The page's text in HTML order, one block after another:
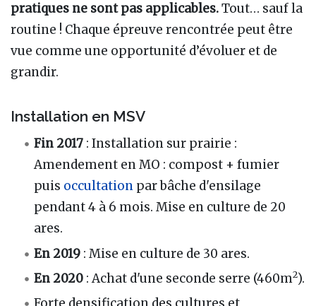
pratiques ne sont pas applicables.Tout… sauf la
routine ! Chaque épreuve rencontrée peut être
vue comme une opportunité d’évoluer et de
grandir.
Installation en MSV
Fin 2017 : Installation sur prairie :
Amendement en MO : compost + fumier
puis occultation par bâche d'ensilage
pendant 4 à 6 mois. Mise en culture de 20
ares.
En 2019 : Mise en culture de 30 ares.
En 2020 : Achat d'une seconde serre (460m2).